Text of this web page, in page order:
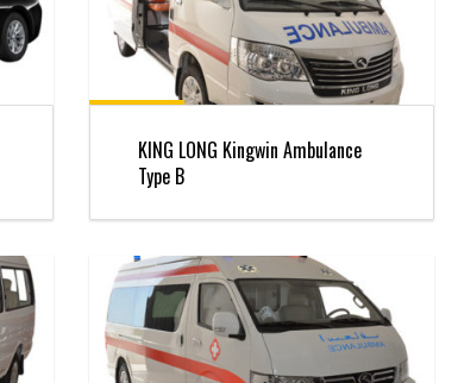
KING LONG Kingwin Ambulance
Type B